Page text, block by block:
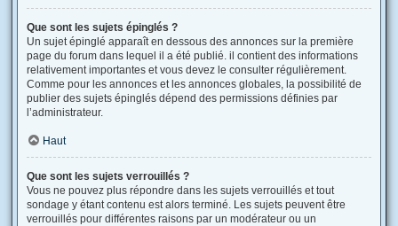
Que sont les sujets épinglés ?
Un sujet épinglé apparaît en dessous des annonces sur la première
page du forum dans lequel il a été publié. il contient des informations
relativement importantes et vous devez le consulter régulièrement.
Comme pour les annonces et les annonces globales, la possibilité de
publier des sujets épinglés dépend des permissions définies par
l’administrateur.
Haut
Que sont les sujets verrouillés ?
Vous ne pouvez plus répondre dans les sujets verrouillés et tout
sondage y étant contenu est alors terminé. Les sujets peuvent être
verrouillés pour différentes raisons par un modérateur ou un